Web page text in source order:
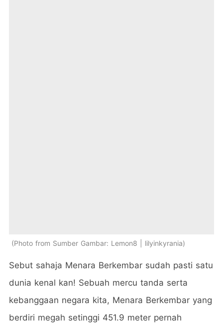
Photo from Sumber Gambar: Lemon8 | lilyinkyrania
Sebut sahaja Menara Berkembar sudah pasti satu
dunia kenal kan! Sebuah mercu tanda serta
kebanggaan negara kita, Menara Berkembar yang
berdiri megah setinggi 451.9 meter pernah